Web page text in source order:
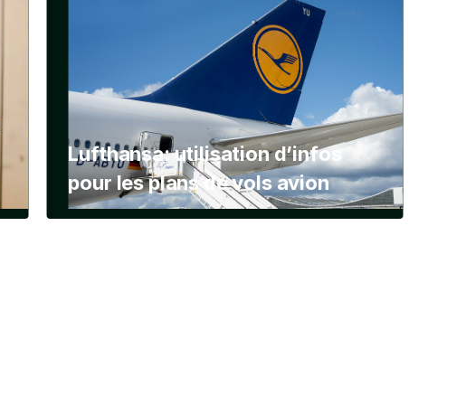
Lufthansa: utilisation d’infos
pour les plans de vols avion